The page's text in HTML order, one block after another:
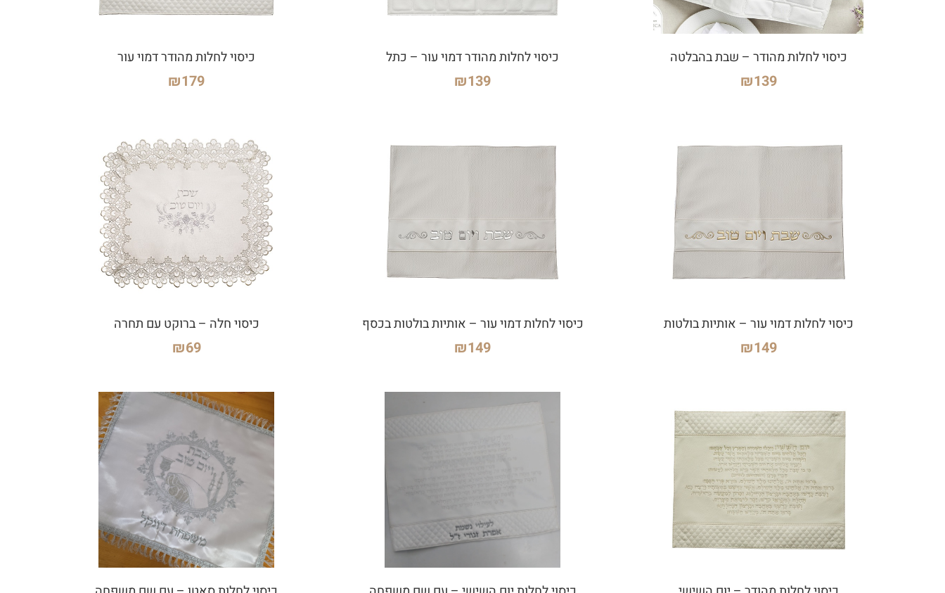
כיסוי לחלות מהודר – שבת בהבלטה
₪139
כיסוי לחלות מהודר דמוי עור – כתל
₪139
כיסוי לחלות מהודר דמוי עור
₪179
כיסוי לחלות דמוי עור – אותיות בולטות
₪149
כיסוי לחלות דמוי עור – אותיות בולטות בכסף
₪149
כיסוי חלה – ברוקט עם תחרה
₪69